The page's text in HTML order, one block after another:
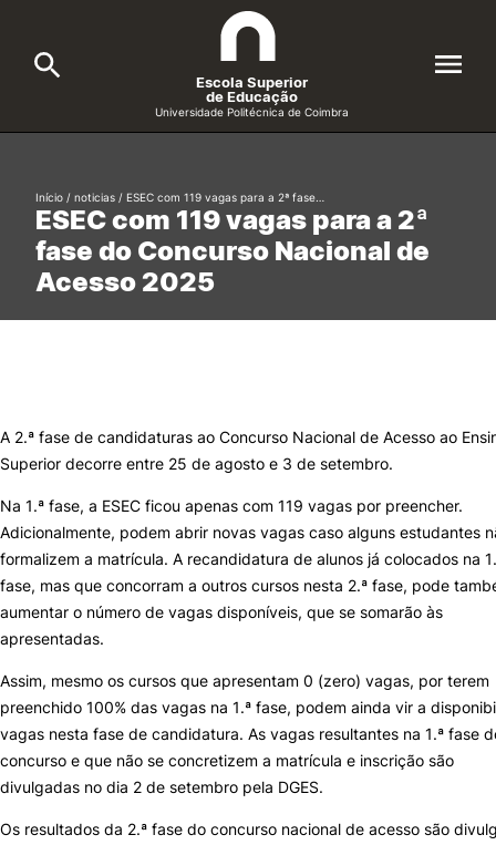
Cursos
Candidatos
Alunos
Knowledge Factory
Candidaturas
Elogio / Sugestão / Reclamação Contactos Denúncias
Escola Superior
de Educação
Universidade Politécnica de Coimbra
Search
Formative Offer General
ESEC com 119 vagas para a 2ª
fase do Concurso Nacional de
Acesso 2025
Início / noticias / ESEC com 119 vagas para a 2ª fase…
A 2.ª fase de candidaturas ao Concurso Nacional de Acesso ao
Superior decorre entre 25 de agosto e 3 de setembro.
Na 1.ª fase, a ESEC ficou apenas com 119 vagas por preencher.
Adicionalmente, podem abrir novas vagas caso alguns estudantes
formalizem a matrícula. A recandidatura de alunos já colocados na
fase, mas que concorram a outros cursos nesta 2.ª fase, pode
aumentar o número de vagas disponíveis, que se somarão às
apresentadas.
Assim, mesmo os cursos que apresentam 0 (zero) vagas, por terem
preenchido 100% das vagas na 1.ª fase, podem ainda vir a
vagas nesta fase de candidatura. As vagas resultantes na 1.ª fase
concurso e que não se concretizem a matrícula e inscrição são
divulgadas no dia 2 de setembro pela DGES.
Os resultados da 2.ª fase do concurso nacional de acesso são